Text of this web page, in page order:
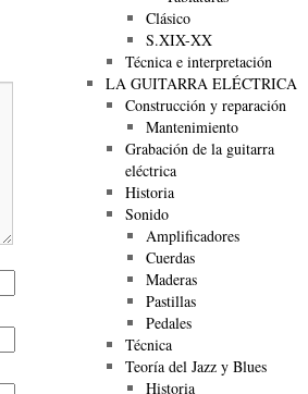
Clásico
S.XIX-XX
Técnica e interpretación
LA GUITARRA ELÉCTRICA
Construcción y reparación
Mantenimiento
Grabación de la guitarra
eléctrica
Historia
Sonido
Amplificadores
Cuerdas
Maderas
Pastillas
Pedales
Técnica
Teoría del Jazz y Blues
Historia